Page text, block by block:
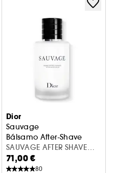
Dior
Sauvage
Bálsamo After-Shave
SAUVAGE AFTER SHAVE
BALM 100ML
71,00 €
80